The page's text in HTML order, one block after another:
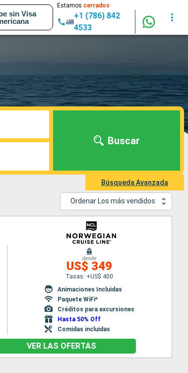
sin Visa
Estamos cerrados
+1 (786) 842
4533
Buscar
Búsqueda Avanzada
Ordenar Los más vendidos
desde
US$ 349
Tasas: +US$ 400
Animaciones Incluidas
Paquete WiFi*
Créditos para excursiones
Hasta 50% Off
Comidas incluidas
VER LAS OFERTAS